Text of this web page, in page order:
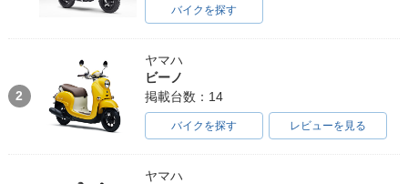
バイクを探す
2
ヤマハ
ビーノ
掲載台数：14
バイクを探す レビューを見る
ヤマハ